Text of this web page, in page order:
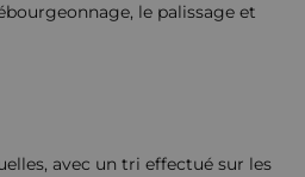
le palissage et
avec un tri effectué sur les